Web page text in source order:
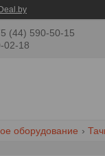
(44) 590-50-15
02-18
оборудование